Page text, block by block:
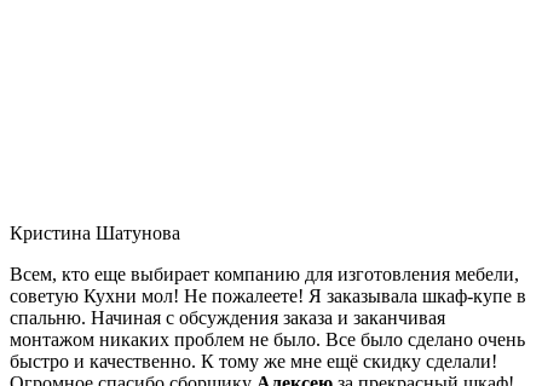
Кристина Шатунова
Всем, кто еще выбирает компанию для изготовления мебели,
советую Кухни мол! Не пожалеете! Я заказывала шкаф-купе в
спальню. Начиная с обсуждения заказа и заканчивая
монтажом никаких проблем не было. Все было сделано очень
быстро и качественно. К тому же мне ещё скидку сделали!